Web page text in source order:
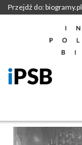
Przejdź do: biogramy.pl